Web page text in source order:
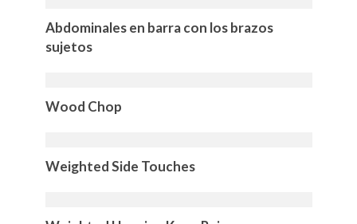
Abdominales en barra con los brazos
sujetos
Wood Chop
Weighted Side Touches